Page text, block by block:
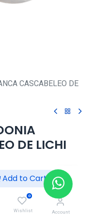
Add to Cart
0
Wishlist Account
CASCABELEO DE
DE LICHI
al carrito